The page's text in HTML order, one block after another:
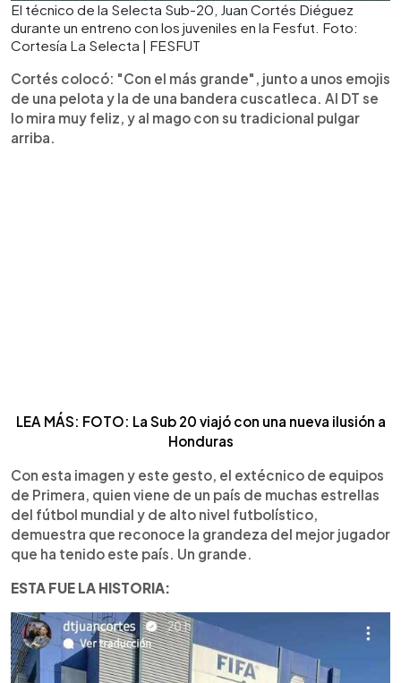
El técnico de la Selecta Sub-20, Juan Cortés Diéguez
durante un entreno con los juveniles en la Fesfut. Foto:
Cortesía La Selecta | FESFUT
Cortés colocó: "Con el más grande", junto a unos emojis
de una pelota y la de una bandera cuscatleca. Al DT se
lo mira muy feliz, y al mago con su tradicional pulgar
arriba.
LEA MÁS: FOTO: La Sub 20 viajó con una nueva ilusión a
Honduras
Con esta imagen y este gesto, el extécnico de equipos
de Primera, quien viene de un país de muchas estrellas
del fútbol mundial y de alto nivel futbolístico,
demuestra que reconoce la grandeza del mejor jugador
que ha tenido este país. Un grande.
ESTA FUE LA HISTORIA: